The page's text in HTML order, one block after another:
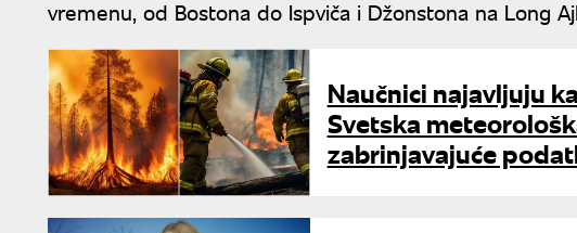
vremenu, od Bostona do Ispviča i Džonstona na Long
Naučnici najavljuju
Svetska
zabrinjavajuće